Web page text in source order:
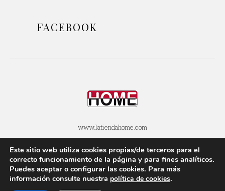
FACEBOOK
www.latiendahome.com
POLÍTICA DE COOKIES
POLÍTICA DE PRIVACIDAD
AVISOS LEGALES
SOBRE ESTE BLOG
Este sitio web utiliza cookies propias/de terceros para el
correcto funcionamiento de la página y para fines analí­ticos.
Puedes aceptar o configurar las cookies. Para más
información consulte nuestra polí­tica de cookies.